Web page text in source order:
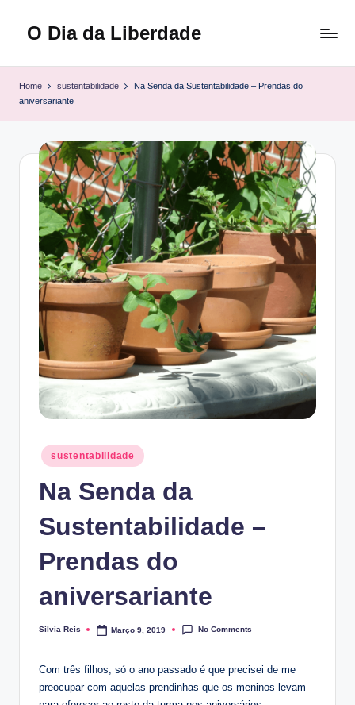
O Dia da Liberdade
Home sustentabilidade
Na Senda da Sustentabilidade – Prendas do
aniversariante
Posted
in
sustentabilidade
Na Senda da
Sustentabilidade –
Prendas do
aniversariante
Posted
Silvia Reis Março 9, 2019 No Comments
Com três filhos, só o ano passado é que precisei de me
preocupar com aquelas prendinhas que os meninos levam